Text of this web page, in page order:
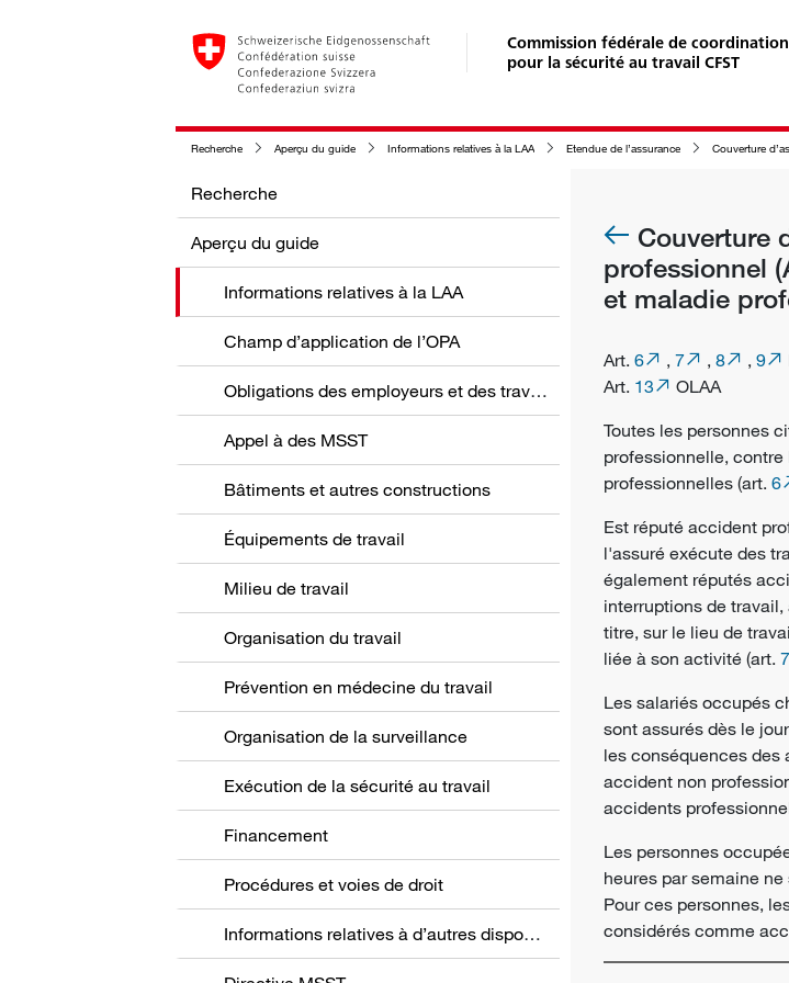
Commission fédérale de coordination
pour la sécurité au travail CFST
Recherche Aperçu du guide Informations relatives à la LAA Etendue de l’assurance Couverture d’assurance en cas d’accident
Recherche
Aperçu du guide
Informations relatives à la LAA
Champ d’application de l’OPA
Obligations des employeurs et des travailleurs
Appel à des MSST
Bâtiments et autres constructions
Équipements de travail
Milieu de travail
Organisation du travail
Prévention en médecine du travail
Organisation de la surveillance
Exécution de la sécurité au travail
Financement
Procédures et voies de droit
Informations relatives à d’autres dispositions
Couverture
professionnel
et maladie
Art. 6 , 7 , 8 , 9
Art. 13
OLAA
Toutes les personnes
professionnelle, contre
professionnelles (art. 6
Est réputé accident
l'assuré exécute des
également réputés
interruptions de travail,
titre, sur le lieu de
liée à son activité (art. 7
Les salariés occupés
sont assurés dès le
les conséquences des
accident non
accidents
Les personnes
heures par semaine
Pour ces personnes,
considérés comme